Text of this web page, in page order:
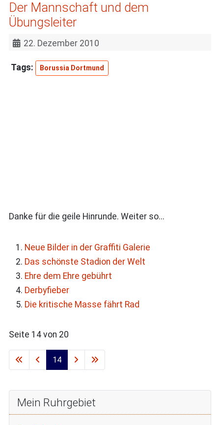
Der Mannschaft und dem
Übungsleiter
22. Dezember 2010
Borussia Dortmund
Danke für die geile Hinrunde. Weiter so...
Neue Bilder in der Graffiti Galerie
Das schönste Stadion der Welt
Ehre dem Ehre gebührt
Derbyfieber
Die kritische Masse fährt Rad
Seite 14 von 20
14
Mein Ruhrgebiet